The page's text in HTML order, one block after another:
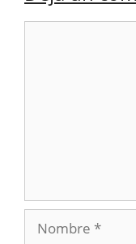
Nombre